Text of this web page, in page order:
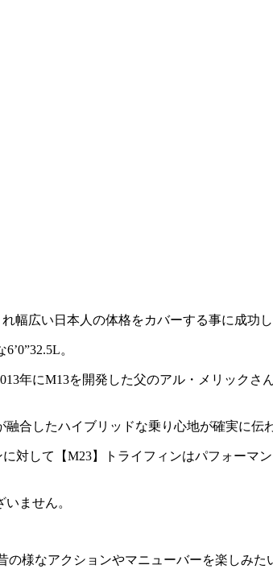
幅広い日本人の体格をカバーする事に成功し
。
年にM13を開発した父のアル・メリックさ
合したハイブリッドな乗り心地が確実に伝
対して【M23】トライフィンはパフォーマ
ません。
様なアクションやマニューバーを楽しみ